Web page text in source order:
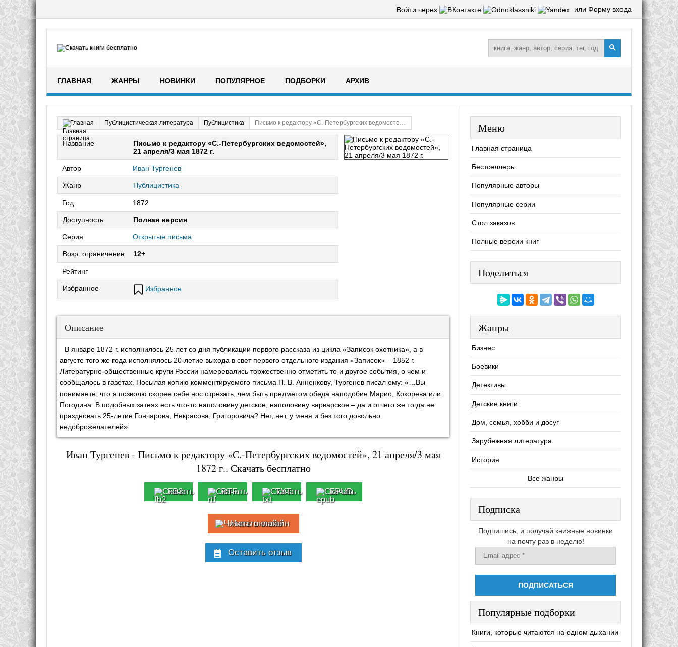
Войти через или Форму входа
ГЛАВНАЯ ЖАНРЫ НОВИНКИ ПОПУЛЯРНОЕ ПОДБОРКИ АРХИВ
Главная Публицистическая литература Публицистика
Название
Письмо к редактору «С.-Петербургских ведомостей»,
21 апреля/3 мая 1872 г.
Автор Иван Тургенев
Жанр Публицистика
Год 1872
Доступность Полная версия
Серия Открытые письма
Возр. ограничение 12+
Рейтинг
Избранное Избранное
Описание
В январе 1872 г. исполнилось 25 лет со дня публикации первого рассказа из цикла «Записок охотника», а в
августе того же года исполнялось 20-летие выхода в свет первого отдельного издания «Записок» – 1852 г.
Литературно-общественные круги России намеревались торжественно отметить то и другое события, о чем и
сообщалось в газетах. Посылая копию комментируемого письма П. В. Анненкову, Тургенев писал ему: «…Вы
понимаете, что я позволю скорее себе нос отрезать, чем быть предметом обеда наподобие Марио, Кокорева или
Погодина. В подобных затеях есть что-то наполовину детское, наполовину варварское – да и отчего же тогда не
праздновать 25-летие Гончарова, Некрасова, Григоровича? Нет, нет, у меня и без того довольно
недоброжелателей»
Иван Тургенев - Письмо к редактору «С.-Петербургских ведомостей», 21 апреля/3 мая
1872 г.. Скачать бесплатно
FB2 RTF TXT EPUB
Читать онлайн
Оставить отзыв
Меню
Главная страница
Бестселлеры
Популярные авторы
Популярные серии
Стол заказов
Полные версии книг
Поделиться
Жанры
Бизнес
Боевики
Детективы
Детские книги
Дом, семья, хобби и досуг
Зарубежная литература
История
Все жанры
Подписка
Подпишись, и получай книжные новинки
на почту раз в неделю!
Популярные подборки
Книги, которые читаются на одном дыхании